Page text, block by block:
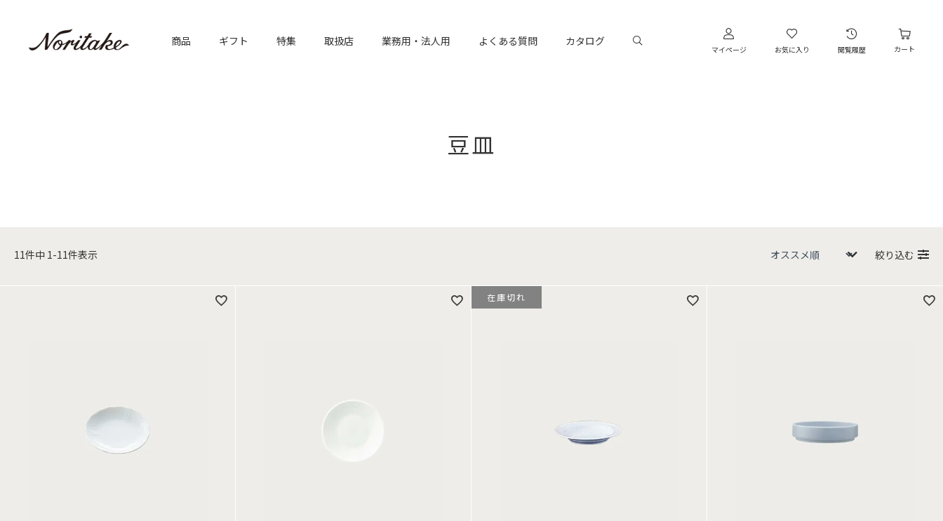
商品 ギフト 特集 取扱店 業務用・法人用 よくある質問 カタログ
マイページ お気に入り 閲覧履歴 カート
豆皿
11件中 1-11件表示 絞り込む
在庫切れ